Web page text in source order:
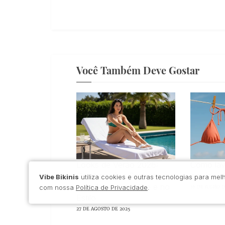
Vibe Bikinis utiliza cookies e outras tecnologias para
com nossa Política de Privacidade.
Você Também Deve Gostar
Combinações Perfeitas
para Arrasar na Vibe e no
27 DE AGOSTO DE 2025
biquíni